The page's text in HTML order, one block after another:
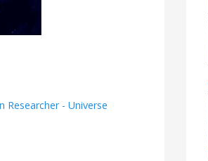
Researcher - Universe